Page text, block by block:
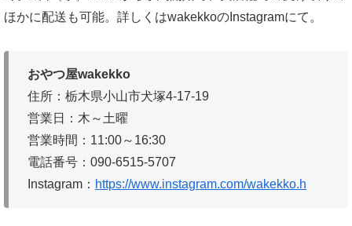
ほかに配送も可能。詳しくはwakekkoのInstagramにて。
おやつ屋wakekko
住所：栃木県小山市犬塚4-17-19
営業日：木～土曜
営業時間：11:00～16:30
電話番号：090-6515-5707
Instagram： https://www.instagram.com/wakekko.h